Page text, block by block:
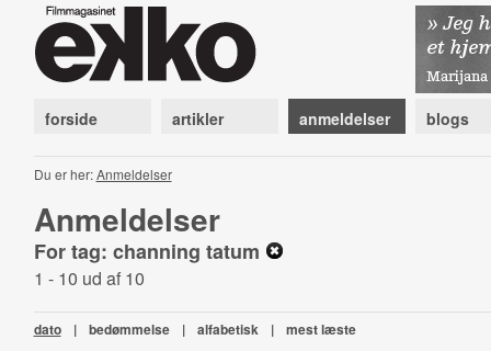
forside artikler anmeldelser blogs
Du er her:Anmeldelser
Anmeldelser
For tag: channing tatum
1 - 10 ud af 10
dato | bedømmelse | alfabetisk | mest læste